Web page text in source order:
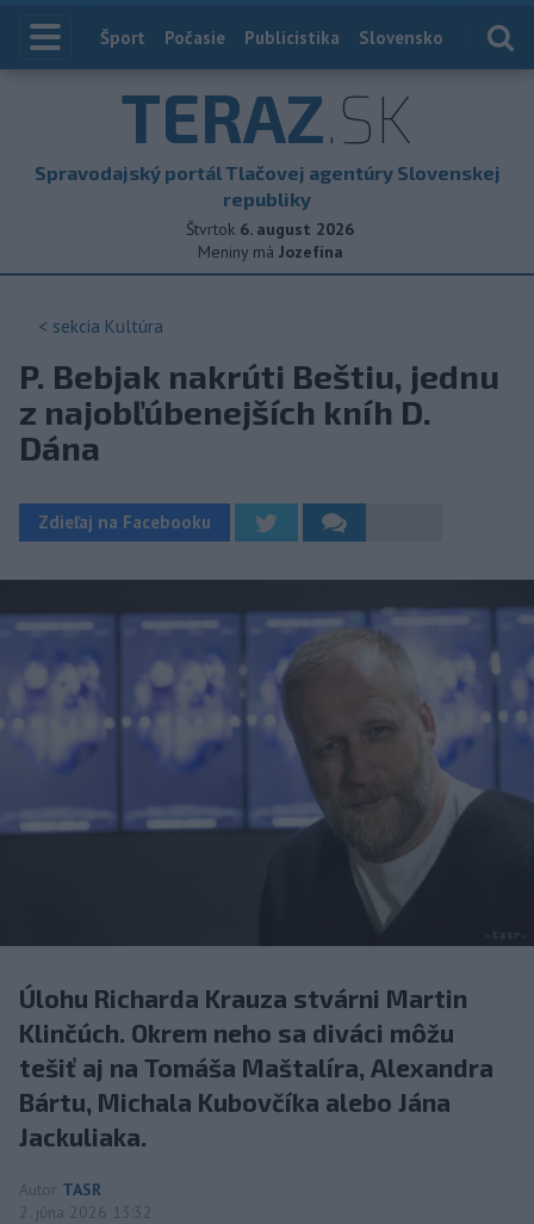
Index
Šport Počasie Publicistika Slovensko
TERAZ.SK
Spravodajský portál Tlačovej agentúry Slovenskej
republiky
Štvrtok 6. august 2026
Meniny má Jozefína
< sekcia Kultúra
P. Bebjak nakrúti Beštiu, jednu
z najobľúbenejších kníh D.
Dána
Zdieľaj na Facebooku
Úlohu Richarda Krauza stvárni Martin
Klinčúch. Okrem neho sa diváci môžu
tešiť aj na Tomáša Maštalíra, Alexandra
Bártu, Michala Kubovčíka alebo Jána
Jackuliaka.
Autor TASR
2. júna 2026 13:32